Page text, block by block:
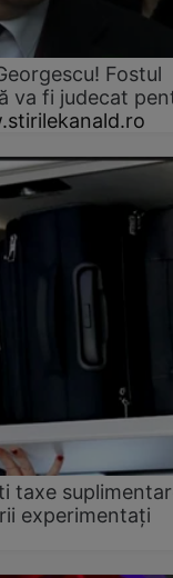
Fostul
va fi judecat
taxe
experimentați